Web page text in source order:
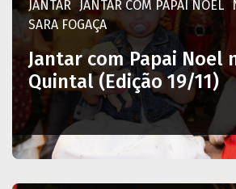
JANTAR JANTAR COM PAPAI NOEL
SARA FOGAÇA
Jantar com Papai Noel
Quintal (Edição 19/11)